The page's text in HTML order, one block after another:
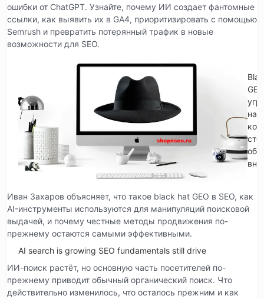
ошибки от ChatGPT. Узнайте, почему ИИ создает фантомные
ссылки, как выявить их в GA4, приоритизировать с помощью
Semrush и превратить потерянный трафик в новые
возможности для SEO.
на
Иван Захаров объясняет, что такое black hat GEO в SEO, как
AI-инструменты используются для манипуляций поисковой
выдачей, и почему честные методы продвижения по-
прежнему остаются самыми эффективными.
AI search is growing SEO fundamentals still drive
ИИ-поиск растёт, но основную часть посетителей по-
прежнему приводит обычный органический поиск. Что
действительно изменилось, что осталось прежним и как